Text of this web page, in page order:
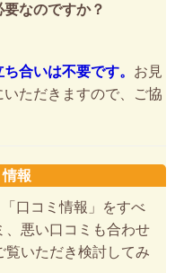
なのですか？
合いは不要です。 お見
ただきますので、ご協
報
口コミ情報」をすべ
、悪い口コミも合わせ
覧いただき検討してみ